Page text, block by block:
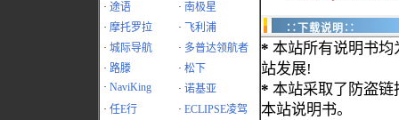
· 途语 · 南极星
· 摩托罗拉 ·
飞利浦
· 城际导航 · 多普达领航者
· 路滕 · 松下
· NaviKing · 诺基亚
· 任E行 · ECLIPSE凌驾
∷下载说明∷
* 本站所有说明书均
站发展!
* 本站采取了防盗链
本站说明书。